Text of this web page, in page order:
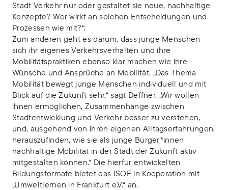
Stadt Verkehr nur oder gestaltet sie neue, nachhaltige
Konzepte? Wer wirkt an solchen Entscheidungen und
Prozessen wie mit?“.
Zum anderen geht es darum, dass junge Menschen
sich ihr eigenes Verkehrsverhalten und ihre
Mobilitätspraktiken ebenso klar machen wie ihre
Wünsche und Ansprüche an Mobilität. „Das Thema
Mobilität bewegt junge Menschen individuell und mit
Blick auf die Zukunft sehr,“ sagt Deffner. „Wir wollen
ihnen ermöglichen, Zusammenhänge zwischen
Stadtentwicklung und Verkehr besser zu verstehen,
und, ausgehend von ihren eigenen Alltagserfahrungen,
herauszufinden, wie sie als junge Bürger*innen
nachhaltige Mobilität in der Stadt der Zukunft aktiv
mitgestalten können.“ Die hierfür entwickelten
Bildungsformate bietet das ISOE in Kooperation mit
„Umweltlernen in Frankfurt e.V.“ an.